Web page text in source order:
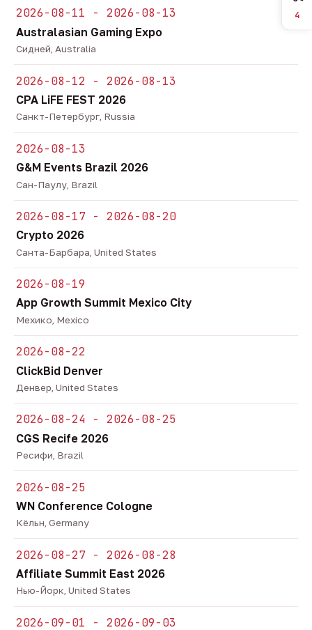
2026-08-11 - 2026-08-13
Australasian Gaming Expo
Сидней, Australia
2026-08-12 - 2026-08-13
CPA LiFE FEST 2026
Санкт-Петербург, Russia
2026-08-13
G&M Events Brazil 2026
Сан-Паулу, Brazil
2026-08-17 - 2026-08-20
Crypto 2026
Санта-Барбара, United States
2026-08-19
App Growth Summit Mexico City
Мехико, Mexico
2026-08-22
ClickBid Denver
Денвер, United States
2026-08-24 - 2026-08-25
CGS Recife 2026
Ресифи, Brazil
2026-08-25
WN Conference Cologne
Кёльн, Germany
2026-08-27 - 2026-08-28
Affiliate Summit East 2026
Нью-Йорк, United States
2026-09-01 - 2026-09-03
4